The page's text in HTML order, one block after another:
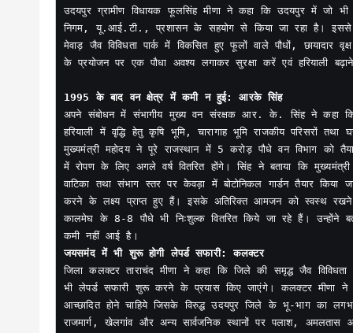
उदयपुर ग्रामीण विधायक फूलसिंह मीणा ने कहा कि उदयपुर में जो भी
निगम, यू.आई.टी., प्रशासन के सहयोग से किया जा रहा है। इससे
मेवाड़ जैव विविधता पार्क में विकसित हुए फूलों वाले पौधों, छायादार
के प्रयोजन पर एक पौधा अवश्य लगाकर सुरक्षा करें एवं हरियाली
1995 के बाद वन क्षेत्र में कमी न हुई: आरके सिंह
अपने संबोधन में संभागीय मुख्य वन संरक्षक आर. के. सिंह ने कहा कि कि
हरियाली में वृद्धि हेतु कृषि भूमि, चारागाह भूमि राजकीय परिसरों
मुख्यमंत्री महोदय ने पूरे राजस्थान में 5 करोड़ पौधे वन विभाग को
में रोपण के लिए अगले वर्ष वितरित होंगे। सिंह ने बताया कि
वाटिका तथा संभाग स्तर पर केवड़ा में बोटोनिकल गार्डन तैयार
करने के लक्ष्य प्राप्त हुए हैं। इसके अतिरिक्त आमजन को स्वस्थ
कालमेघ के 8-8 पौधे भी निःशुल्क वितरित किये जा रहे हैं। उन्होंने
जयसमंद में भी शुरू होगी लेपर्ड सफारी: कलक्टर
जिला कलक्टर ताराचंद मीणा ने कहा कि जिले की समृद्ध जैव
भी लेपर्ड सफारी शुरू करने के प्रयास किए जाएंगे। कलक्टर मीणा ने
आच्छादित होने चाहिये जिसके विरुद्ध उदयपुर जिले के भू-भाग का
राजमार्ग, खेलगांव और अन्य सार्वजनिक स्थानों पर पलाश, अमलतास